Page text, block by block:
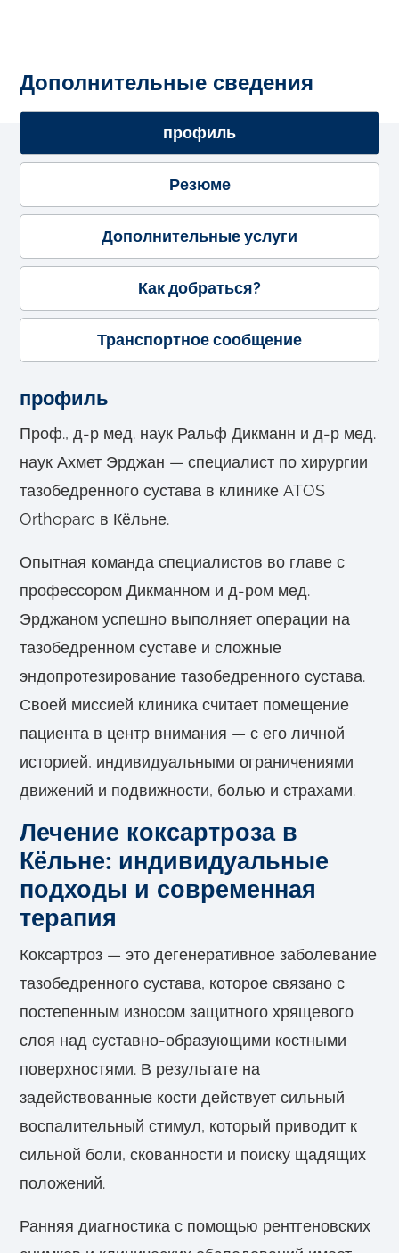
Дополнительные сведения
профиль
Резюме
Дополнительные услуги
Как добраться?
Транспортное сообщение
профиль
Проф., д-р мед. наук Ральф Дикманн и д-р мед.
наук Ахмет Эрджан — специалист по хирургии
тазобедренного сустава в клинике ATOS
Orthoparc в Кёльне.
Опытная команда специалистов во главе с
профессором Дикманном и д-ром мед.
Эрджаном успешно выполняет операции на
тазобедренном суставе и сложные
эндопротезирование тазобедренного сустава.
Своей миссией клиника считает помещение
пациента в центр внимания — с его личной
историей, индивидуальными ограничениями
движений и подвижности, болью и страхами.
Лечение коксартроза в
Кёльне: индивидуальные
подходы и современная
терапия
Коксартроз — это дегенеративное заболевание
тазобедренного сустава, которое связано с
постепенным износом защитного хрящевого
слоя над суставно-образующими костными
поверхностями. В результате на
задействованные кости действует сильный
воспалительный стимул, который приводит к
сильной боли, скованности и поиску щадящих
положений.
Ранняя диагностика с помощью рентгеновских